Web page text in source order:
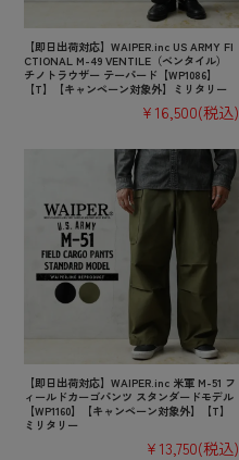
【即日出荷対応】WAIPER.inc US ARMY FI
CTIONAL M-49 VENTILE（ベンタイル）
チノトラウザー テーパード【WP1086】
【T】【キャンペーン対象外】ミリタリー
¥16,500(税込)
【即日出荷対応】WAIPER.inc 米軍 M-51 フ
ィールドカーゴパンツ スタンダードモデル
【WP1160】【キャンペーン対象外】【T】
ミリタリー
¥13,750(税込)